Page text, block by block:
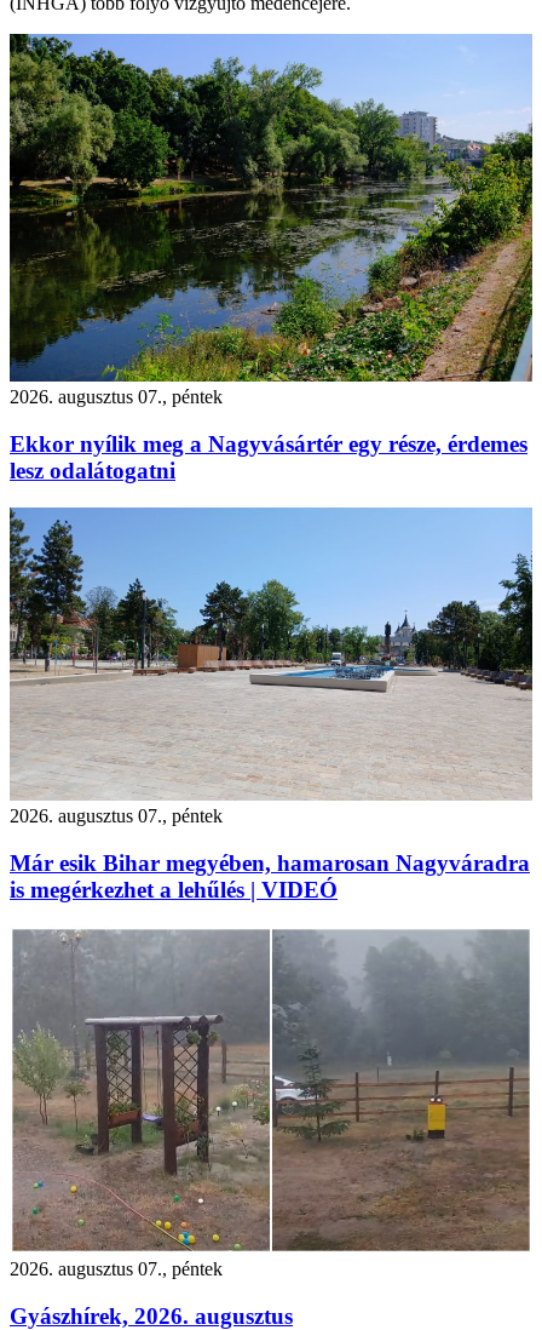
2026. augusztus 07., péntek
Ekkor nyílik meg a Nagyvásártér egy része, érdemes
lesz odalátogatni
2026. augusztus 07., péntek
Már esik Bihar megyében, hamarosan Nagyváradra
is megérkezhet a lehűlés | VIDEÓ
2026. augusztus 07., péntek
Gyászhírek, 2026. augusztus